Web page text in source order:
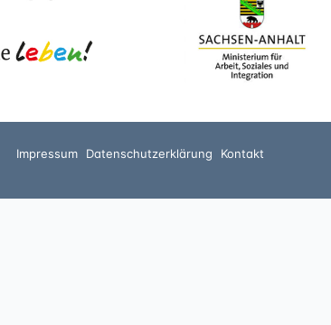
Impressum Datenschutzerklärung Kontakt